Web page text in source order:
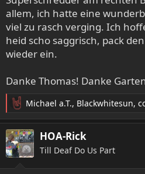
allem, ich hatte eine
viel zu rasch verging. Ich
heid scho saggrisch, pack
wieder ein.
Danke Thomas! Danke
R
e
a
k
t
Michael a.T., Blackwhitesun,
HOA-Rick
Till Deaf Do Us Part